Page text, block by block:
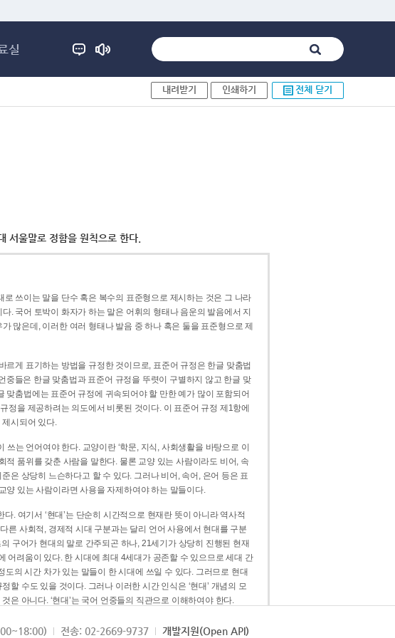
실
내려받기 인쇄하기 전체 닫기
서울말로 정함을 원칙으로 한다.
쓰이는 말을 단수 혹은 복수의 표준형으로 제시하는 것은 그 나라
. 국어 토박이 화자가 하는 말은 어휘의 형태나 음운의 발음에서 지
많은데, 이러한 여러 형태나 발음 중 하나 혹은 둘을 표준형으로 제
르게 표기하는 방법을 규정한 것이므로, 표준어 규정은 한글 맞춤법
중들은 한글 맞춤법과 표준어 규정을 뚜렷이 구별하지 않고 한글 맞
맞춤법에는 표준어 규정에 귀속되어야 할 만한 예가 많이 포함되어
정을 제공하려는 의도에서 비롯된 것이다. 이 표준어 규정 제1항에
시되어 있다.
는 언어여야 한다. 교양이란 ‘학문, 지식, 사회생활을 바탕으로 이
적 품위를 갖춘 사람을 말한다. 물론 교양 있는 사람이라도 비어, 속
은 상당히 느슨하다고 할 수 있다. 그러나 비어, 속어, 은어 등은 표
양 있는 사람이라면 사용을 자제하여야 하는 말들이다.
. 여기서 ‘현대’는 단순히 시간적으로 현재란 뜻이 아니라 역사적
른 사회적, 경제적 시대 구분과는 달리 언어 사용에서 현대를 구분
구어가 현대의 말로 간주되곤 하나, 21세기가 상당히 진행된 현재
어려움이 있다. 한 시대에 최대 4세대가 공존할 수 있으므로 세대 간
의 시간 차가 있는 말들이 한 시대에 쓰일 수 있다. 그러므로 현대
할 수도 있을 것이다. 그러나 이러한 시간 인식은 ‘현대’ 개념의 모
은 아니다. ‘현대’는 국어 언중들의 직관으로 이해하여야 한다.
이는 표준어의 공용어적 성격을 가장 크게 드러내 주는 기준이다.
전송: 02-2669-9737 개발지원(Open API)